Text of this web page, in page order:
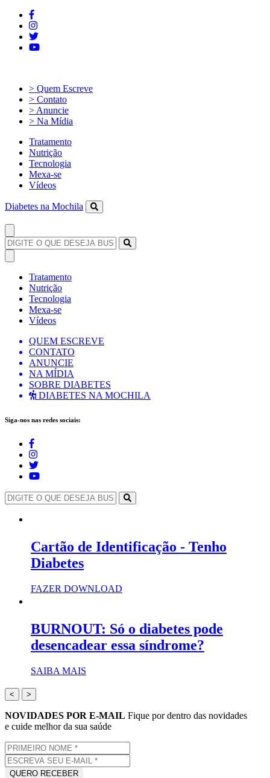
> Quem Escreve
> Contato
> Anuncie
> Na Mídia
Tratamento
Nutrição
Tecnologia
Mexa-se
Vídeos
Diabetes na Mochila
Tratamento
Nutrição
Tecnologia
Mexa-se
Vídeos
QUEM ESCREVE
CONTATO
ANUNCIE
NA MÍDIA
SOBRE DIABETES
DIABETES NA MOCHILA
Siga-nos nas redes sociais:
Cartão de Identificação - Tenho
Diabetes
FAZER DOWNLOAD
BURNOUT: Só o diabetes pode
desencadear essa síndrome?
SAIBA MAIS
< >
NOVIDADES POR E-MAIL Fique por dentro das novidades
e cuide melhor da sua saúde